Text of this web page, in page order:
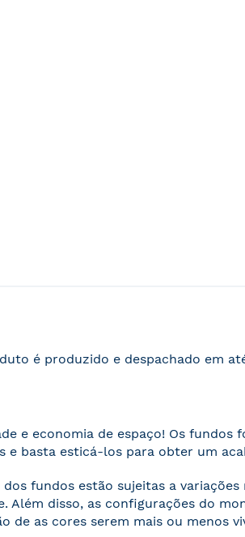
é produzido e despachado em
e economia de espaço! Os
e basta esticá-los para obter um
dos fundos estão sujeitas a
Além disso, as configurações do
de as cores serem mais ou menos